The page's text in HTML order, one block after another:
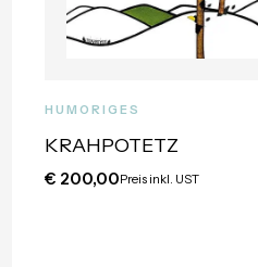
HUMORIGES
KRAHPOTETZ
€ 200,00Preis inkl. UST